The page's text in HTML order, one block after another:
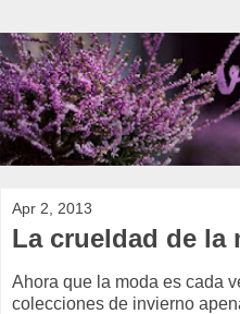
Apr 2, 2013
La crueldad de la
Ahora que la moda es cada
colecciones de invierno